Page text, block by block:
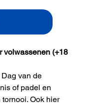
volwassenen (+18
van de
of padel en
Ook hier